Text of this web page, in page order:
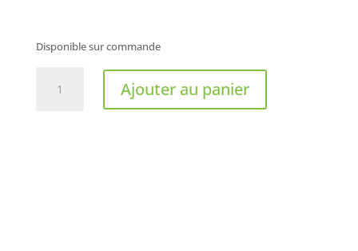
Disponible sur commande
PRIMECABLES
Ajouter au panier